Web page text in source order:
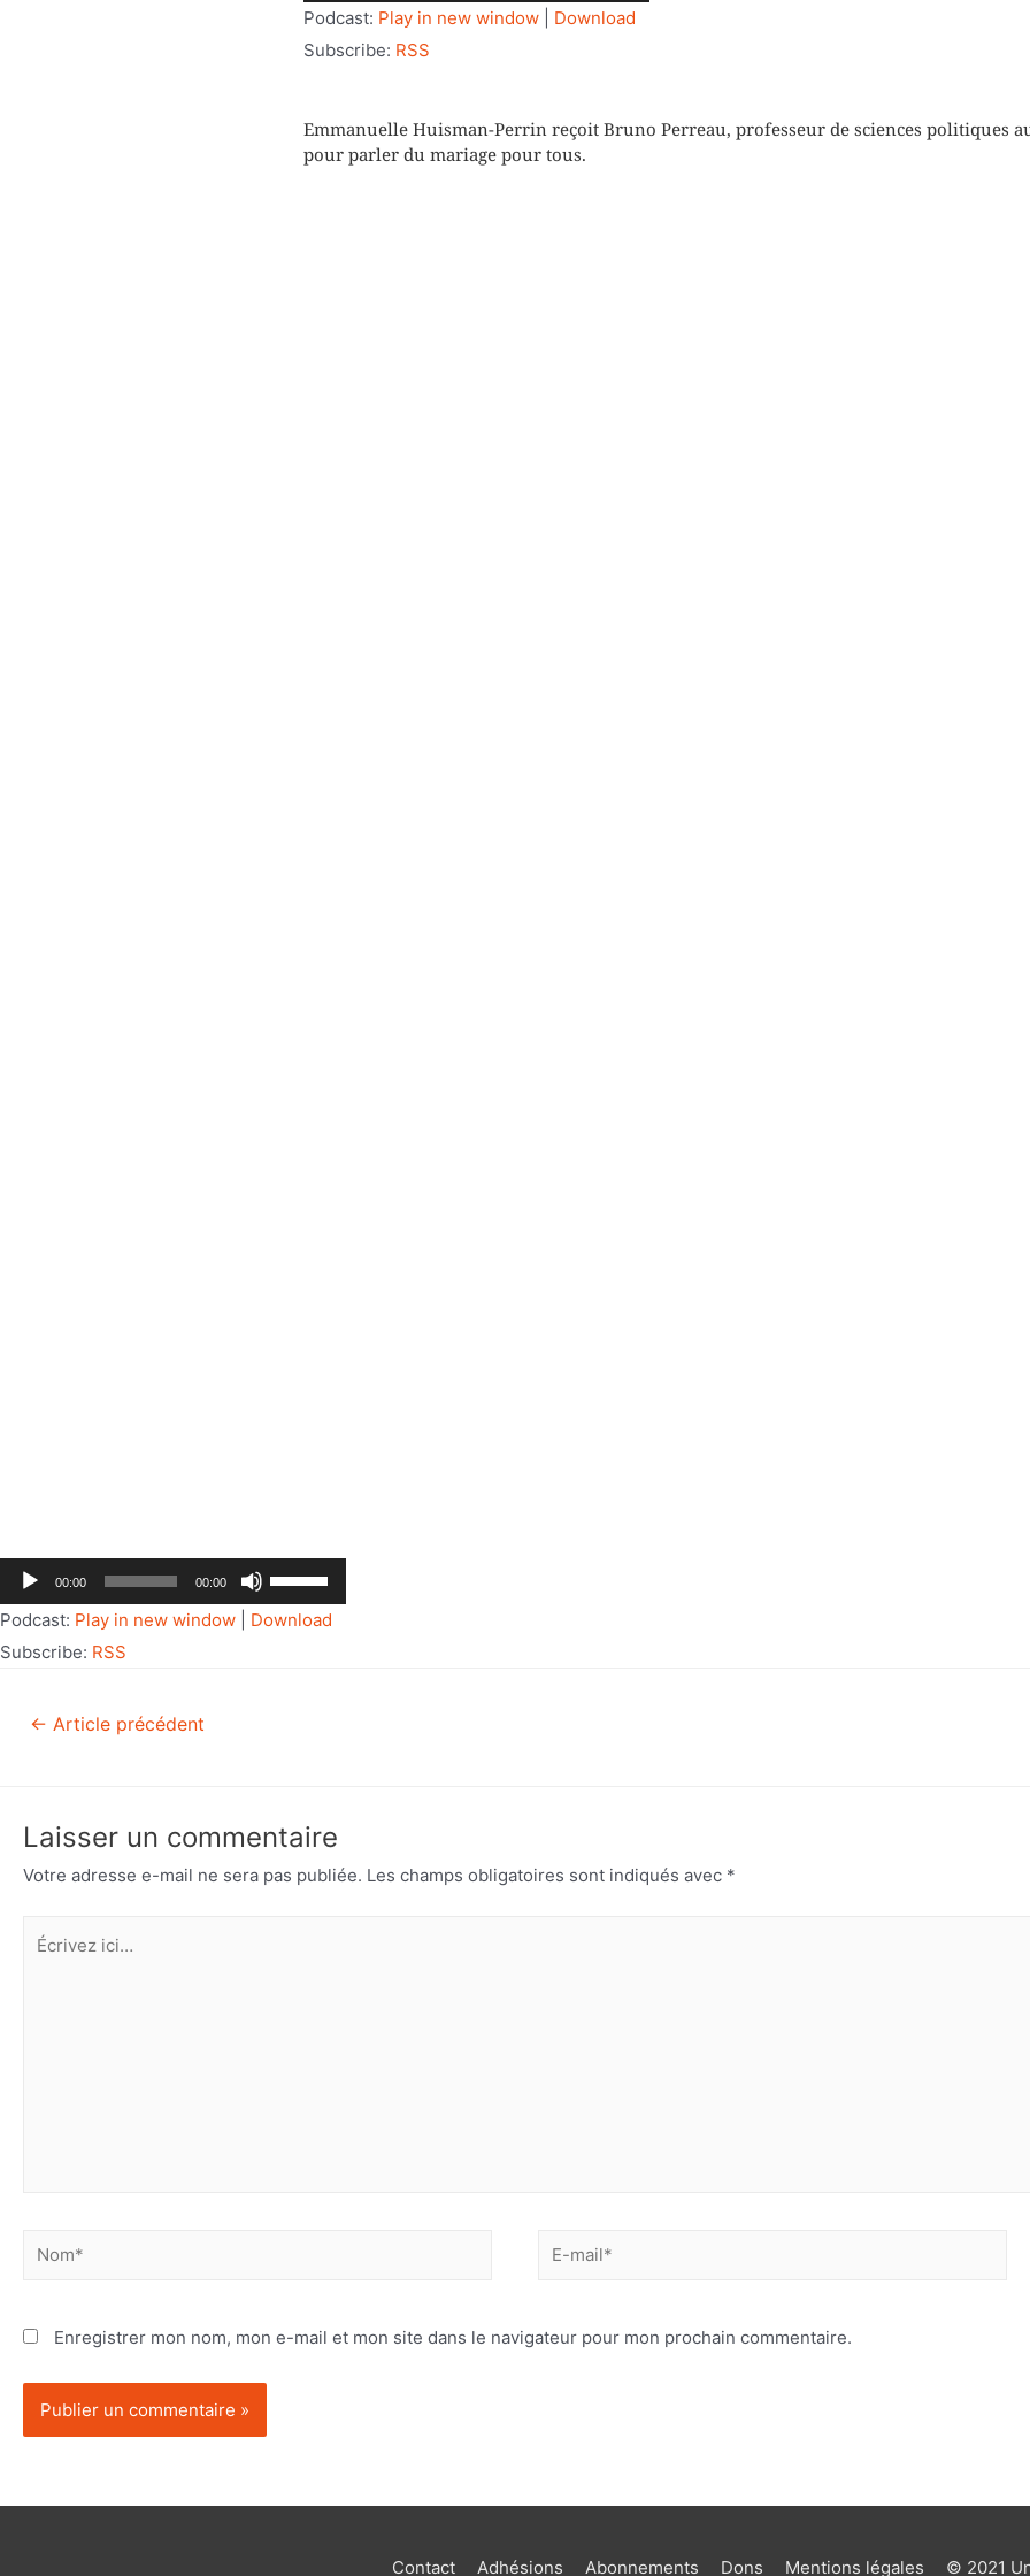
augmenter
ou
Podcast: Play in new window| Download
Subscribe: RSS
Emmanuelle Huisman-Perrin reçoit Bruno Perreau, professeur de sciences politiques
pour parler du mariage pour tous.
Lecteur
audio
00:00 00:00
Utilisez
les
volume.
Podcast: Play in new window
Download
Subscribe: RSS
← Article précédent
Laisser un commentaire
Votre adresse e-mail ne sera pas publiée. Les champs obligatoires sont indiqués avec *
Enregistrer mon nom, mon e-mail et mon site dans le navigateur pour mon prochain commentaire.
Contact Adhésions Abonnements Dons Mentions légales © 2021